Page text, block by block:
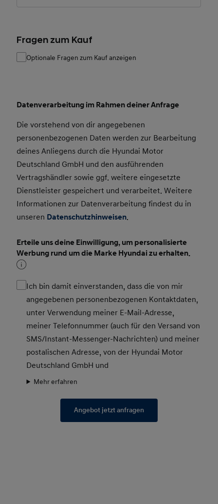
Fragen zum Kauf
Optionale Fragen zum Kauf anzeigen
Datenverarbeitung im Rahmen deiner Anfrage
Die vorstehend von dir angegebenen
personenbezogenen Daten werden zur Bearbeitung
deines Anliegens durch die Hyundai Motor
Deutschland GmbH und den ausführenden
Vertragshändler sowie ggf. weitere eingesetzte
Dienstleister gespeichert und verarbeitet. Weitere
Informationen zur Datenverarbeitung findest du in
unseren Datenschutzhinweisen.
Erteile uns deine Einwilligung, um personalisierte
Werbung rund um die Marke Hyundai zu erhalten.
Ich bin damit einverstanden, dass die von mir
angegebenen personenbezogenen Kontaktdaten,
unter Verwendung meiner E-Mail-Adresse,
meiner Telefonnummer (auch für den Versand von
SMS/Instant-Messenger-Nachrichten) und meiner
postalischen Adresse, von der Hyundai Motor
Deutschland GmbH und
Mehr erfahren
Angebot jetzt anfragen